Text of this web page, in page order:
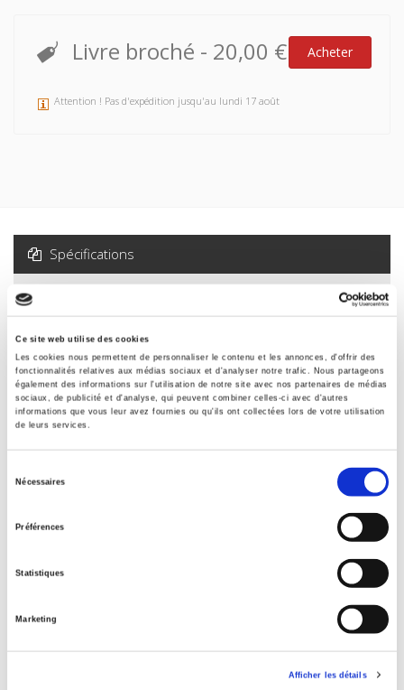
Ce site web utilise des cookies
Les cookies nous permettent de personnaliser le contenu et les annonces, d'offrir des
fonctionnalités relatives aux médias sociaux et d'analyser notre trafic. Nous partageons
également des informations sur l'utilisation de notre site avec nos partenaires de médias
sociaux, de publicité et d'analyse, qui peuvent combiner celles-ci avec d'autres
informations que vous leur avez fournies ou qu'ils ont collectées lors de votre utilisation
de leurs services.
Nécessaires
Préférences
Statistiques
Marketing
Afficher les détails
Livre broché - 20,00 € Acheter
Attention ! Pas d'expédition jusqu'au lundi 17 août
Spécifications
Spécifications
Éditeur
Revue
ISSN
Langue
Gouvernances